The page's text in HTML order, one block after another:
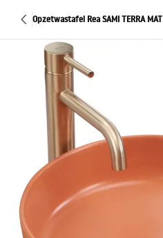
Opzetwastafel Rea SAMI TERRA MAT